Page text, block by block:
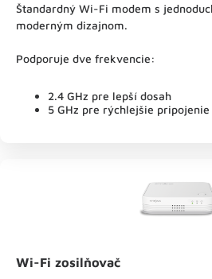
Štandardný Wi-Fi modem s
moderným dizajnom.
Podporuje dve frekvencie:
2.4 GHz pre lepší dosah
5 GHz pre rýchlejšie
Wi-Fi zosilňovač